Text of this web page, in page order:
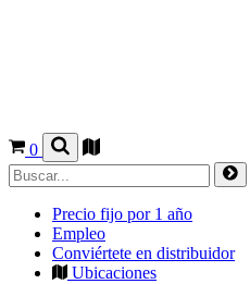
0
Precio fijo por 1 año
Empleo
Conviértete en distribuidor
Ubicaciones